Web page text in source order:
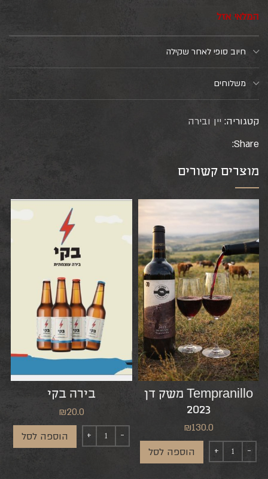
המלאי אזל
חיוב סופי לאחר שקילה
משלוחים
קטגוריה: יין ובירה
Share:
מוצרים קשורים
Tempranillo משק דן
2023
₪130.0
הוספה לסל
בירה בקי
₪20.0
הוספה לסל